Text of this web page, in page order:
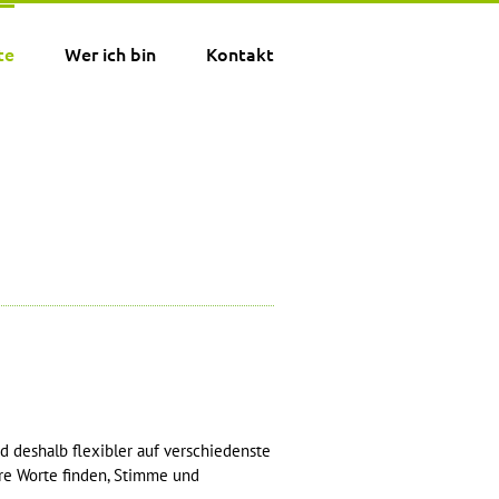
Wer ich bin Kontakt
deshalb flexibler auf verschiedenste
Worte finden, Stimme und